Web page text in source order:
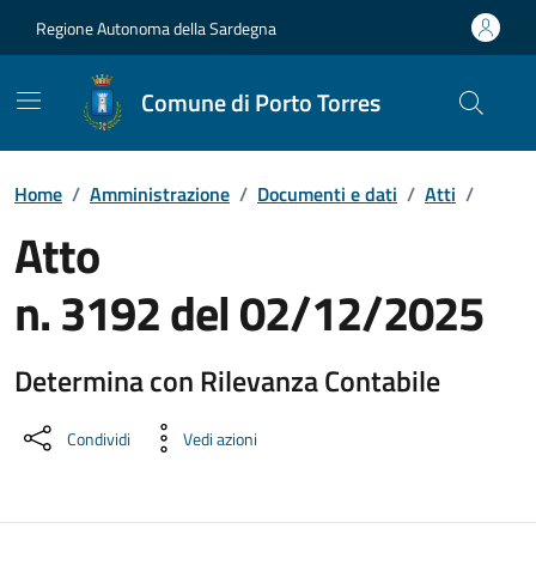
Regione Autonoma della Sardegna
Comune di Porto Torres
Home / Amministrazione / Documenti e dati / Atti /
Atto
n. 3192 del 02/12/2025
Determina con Rilevanza Contabile
Dettaglio del documento
Condividi Vedi azioni